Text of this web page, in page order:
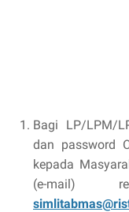
Bagi LP/LPM/
dan password
kepada
(e-mail)